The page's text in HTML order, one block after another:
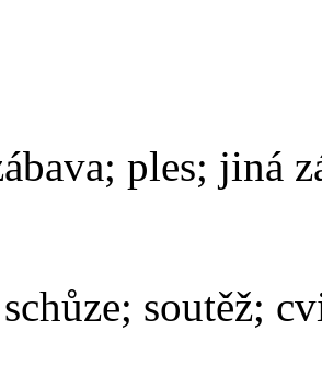
ples; jiná
soutěž;